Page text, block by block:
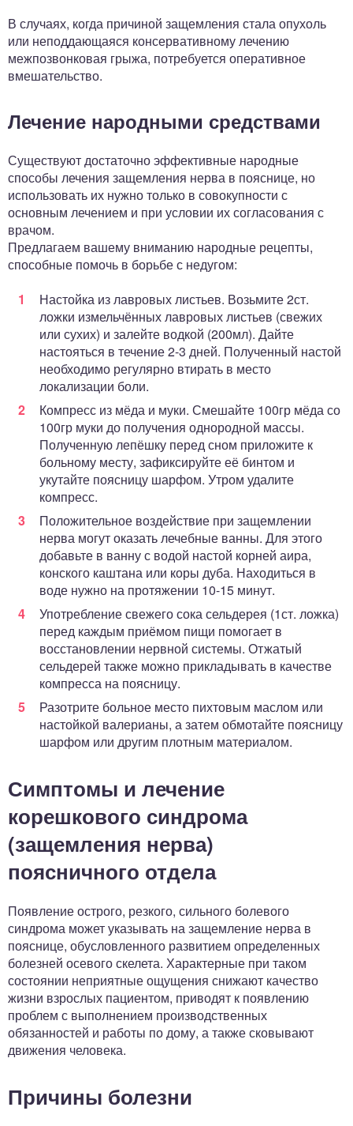
В случаях, когда причиной защемления стала опухоль
или неподдающаяся консервативному лечению
межпозвонковая грыжа, потребуется оперативное
вмешательство.
Лечение народными средствами
Существуют достаточно эффективные народные
способы лечения защемления нерва в пояснице, но
использовать их нужно только в совокупности с
основным лечением и при условии их согласования с
врачом.
Предлагаем вашему вниманию народные рецепты,
способные помочь в борьбе с недугом:
Настойка из лавровых листьев. Возьмите 2ст.
ложки измельчённых лавровых листьев (свежих
или сухих) и залейте водкой (200мл). Дайте
настояться в течение 2-3 дней. Полученный настой
необходимо регулярно втирать в место
локализации боли.
Компресс из мёда и муки. Смешайте 100гр мёда со
100гр муки до получения однородной массы.
Полученную лепёшку перед сном приложите к
больному месту, зафиксируйте её бинтом и
укутайте поясницу шарфом. Утром удалите
компресс.
Положительное воздействие при защемлении
нерва могут оказать лечебные ванны. Для этого
добавьте в ванну с водой настой корней аира,
конского каштана или коры дуба. Находиться в
воде нужно на протяжении 10-15 минут.
Употребление свежего сока сельдерея (1ст. ложка)
перед каждым приёмом пищи помогает в
восстановлении нервной системы. Отжатый
сельдерей также можно прикладывать в качестве
компресса на поясницу.
Разотрите больное место пихтовым маслом или
настойкой валерианы, а затем обмотайте поясницу
шарфом или другим плотным материалом.
Симптомы и лечение
корешкового синдрома
(защемления нерва)
поясничного отдела
Появление острого, резкого, сильного болевого
синдрома может указывать на защемление нерва в
пояснице, обусловленного развитием определенных
болезней осевого скелета. Характерные при таком
состоянии неприятные ощущения снижают качество
жизни взрослых пациентом, приводят к появлению
проблем с выполнением производственных
обязанностей и работы по дому, а также сковывают
движения человека.
Причины болезни